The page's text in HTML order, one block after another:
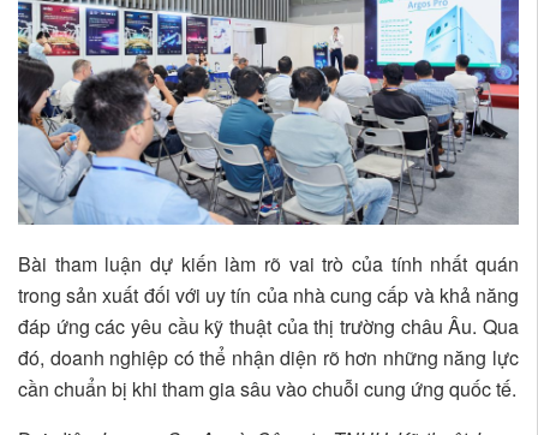
Bài tham luận dự kiến làm rõ vai trò của tính nhất quán
trong sản xuất đối với uy tín của nhà cung cấp và khả năng
đáp ứng các yêu cầu kỹ thuật của thị trường châu Âu. Qua
đó, doanh nghiệp có thể nhận diện rõ hơn những năng lực
cần chuẩn bị khi tham gia sâu vào chuỗi cung ứng quốc tế.